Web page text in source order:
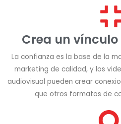
Crea un
La confianza es la base de la
marketing de calidad, y los
audiovisual pueden crear
que otros formatos de